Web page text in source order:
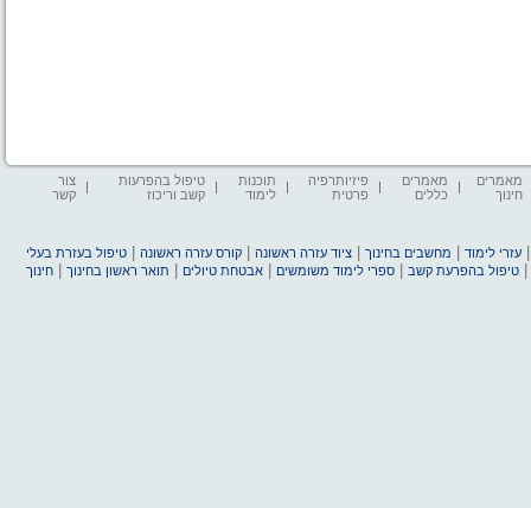
מאמרים
חינוך
מאמרים
כללים
פיזיותרפיה
פרטית
תוכנות
לימוד
טיפול בהפרעות
קשב וריכוז
צור
קשר
עזרי לימוד מחשבים בחינוך |ציוד עזרה ראשונה |קורס עזרה ראשונה |טיפול בעזרת בעלי
|טיפול בהפרעת קשב |ספרי לימוד משומשים |אבטחת טיולים תואר ראשון בחינוך |חינוך